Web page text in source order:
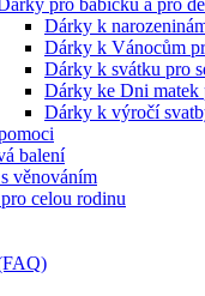
pro babičku a pro
Dárky k
Dárky k Vánocům
Dárky k svátku pro
Dárky ke Dni matek
Dárky k výročí
balení
věnováním
celou rodinu